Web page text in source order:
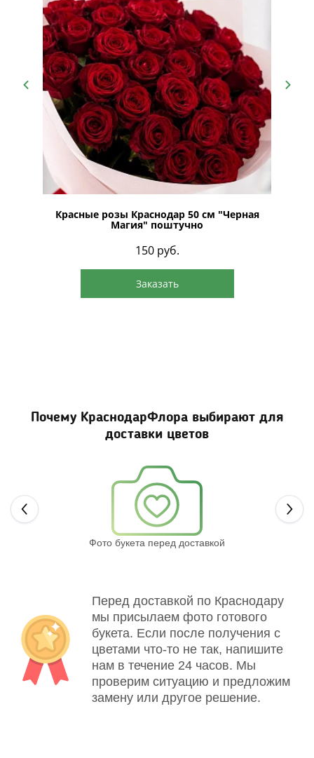
Красные розы Краснодар 50 см "Черная
Магия" поштучно
150 руб.
Заказать
Почему КраснодарФлора выбирают для
доставки цветов
Фото букета перед доставкой
Перед доставкой по Краснодару
мы присылаем фото готового
букета. Если после получения с
цветами что-то не так, напишите
нам в течение 24 часов. Мы
проверим ситуацию и предложим
замену или другое решение.